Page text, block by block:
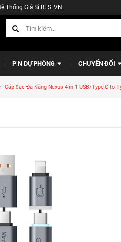
Thống Giá Sỉ BESI.VN
PIN DỰ PHÒNG CHUYỂN ĐỔI
Cáp Sạc Đa Năng Nexus 4 in 1 USB/Type-C to